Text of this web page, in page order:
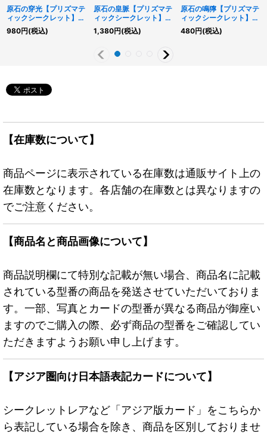
原石の穿光【プリズマテ
ィックシークレット】
{LOCR-JP074}《魔法》
980円(税込)
原石の皇脈【プリズマテ
ィックシークレット】
{LOCR-JP076}《魔
法》
1,380円(税込)
原石の鳴獰【プリズマテ
ィックシークレット】
{LOCR-JP073}《魔
法》
480円(税込)
【在庫数について】
商品ページに表示されている在庫数は通販サイト上の
在庫数となります。各店舗の在庫数とは異なりますの
でご注意ください。
【商品名と商品画像について】
商品説明欄にて特別な記載が無い場合、商品名に記載
されている型番の商品を発送させていただいておりま
す。一部、写真とカードの型番が異なる商品が御座い
ますのでご購入の際、必ず商品の型番をご確認してい
ただきますようお願い申し上げます。
【アジア圏向け日本語表記カードについて】
シークレットレアなど「アジア版カード」をこちらか
ら表記している場合を除き、商品を区別しておりませ